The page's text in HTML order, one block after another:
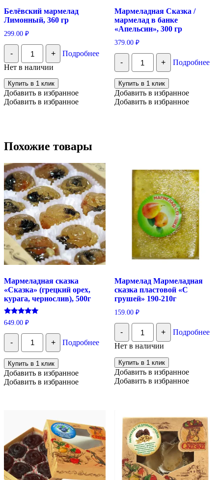
Белёвский мармелад
Лимонный, 360 гр
299.00 ₽
-
Количество
Белёвский
мармелад
Лимонный,
360
гр
+
Подробнее
Нет в наличии
Купить в 1 клик
Добавить в избранное
Добавить в избранное
Мармеладная Сказка /
мармелад в банке
«Апельсин», 300 гр
379.00 ₽
-
Количество
Мармеладная
Сказка
/
мармелад
в
банке
+ Подробнее
Купить в 1 клик
Добавить в избранное
Добавить в избранное
Похожие товары
Мармеладная сказка
«Сказка» (грецкий орех,
курага, чернослив), 500г
Оценка
5.00
из 5
649.00 ₽
-
Количество
Мармеладная
сказка
«Сказка»
(грецкий
орех,
курага,
+ Подробнее
Купить в 1 клик
Добавить в избранное
Добавить в избранное
Мармелад Мармеладная
сказка пластовой «С
грушей» 190-210г
159.00 ₽
-
Количество
Мармелад
Мармеладная
сказка
пластовой
«С
грушей»
190-
+
Подробнее
Нет в наличии
Купить в 1 клик
Добавить в избранное
Добавить в избранное